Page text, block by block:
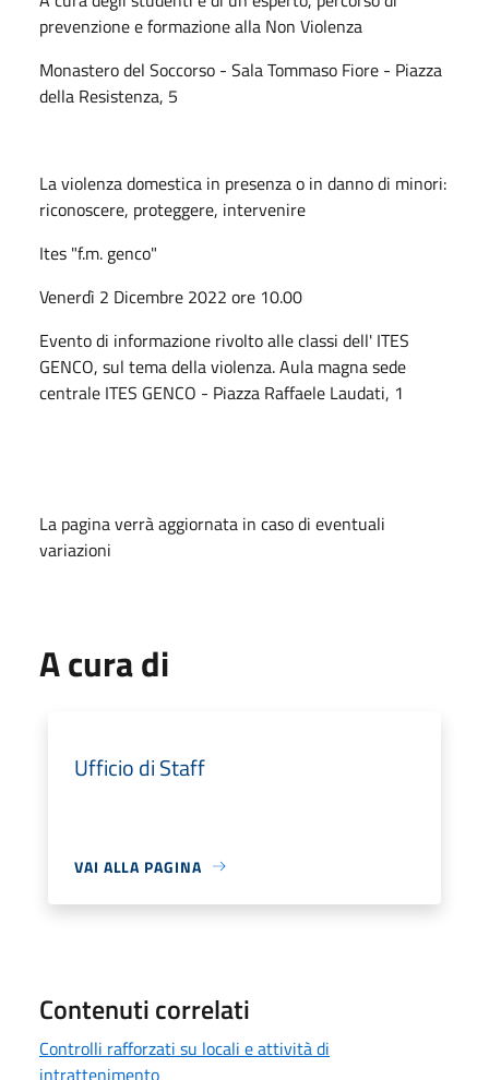
prevenzione e formazione alla Non Violenza
Monastero del Soccorso - Sala Tommaso Fiore - Piazza
della Resistenza, 5
La violenza domestica in presenza o in danno di minori:
riconoscere, proteggere, intervenire
Ites "f.m. genco"
Venerdì 2 Dicembre 2022 ore 10.00
Evento di informazione rivolto alle classi dell' ITES
GENCO, sul tema della violenza. Aula magna sede
centrale ITES GENCO - Piazza Raffaele Laudati, 1
La pagina verrà aggiornata in caso di eventuali
variazioni
A cura di
Ufficio di Staff
VAI ALLA PAGINA
Contenuti correlati
Controlli rafforzati su locali e attività di
intrattenimento